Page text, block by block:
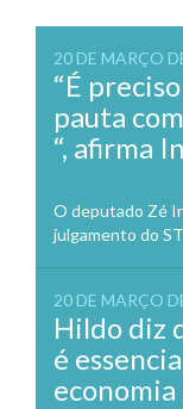
20 DE MARÇO
“É
pauta
“, afirma
O deputado Zé
julgamento do
20 DE MARÇO
Hildo diz
é